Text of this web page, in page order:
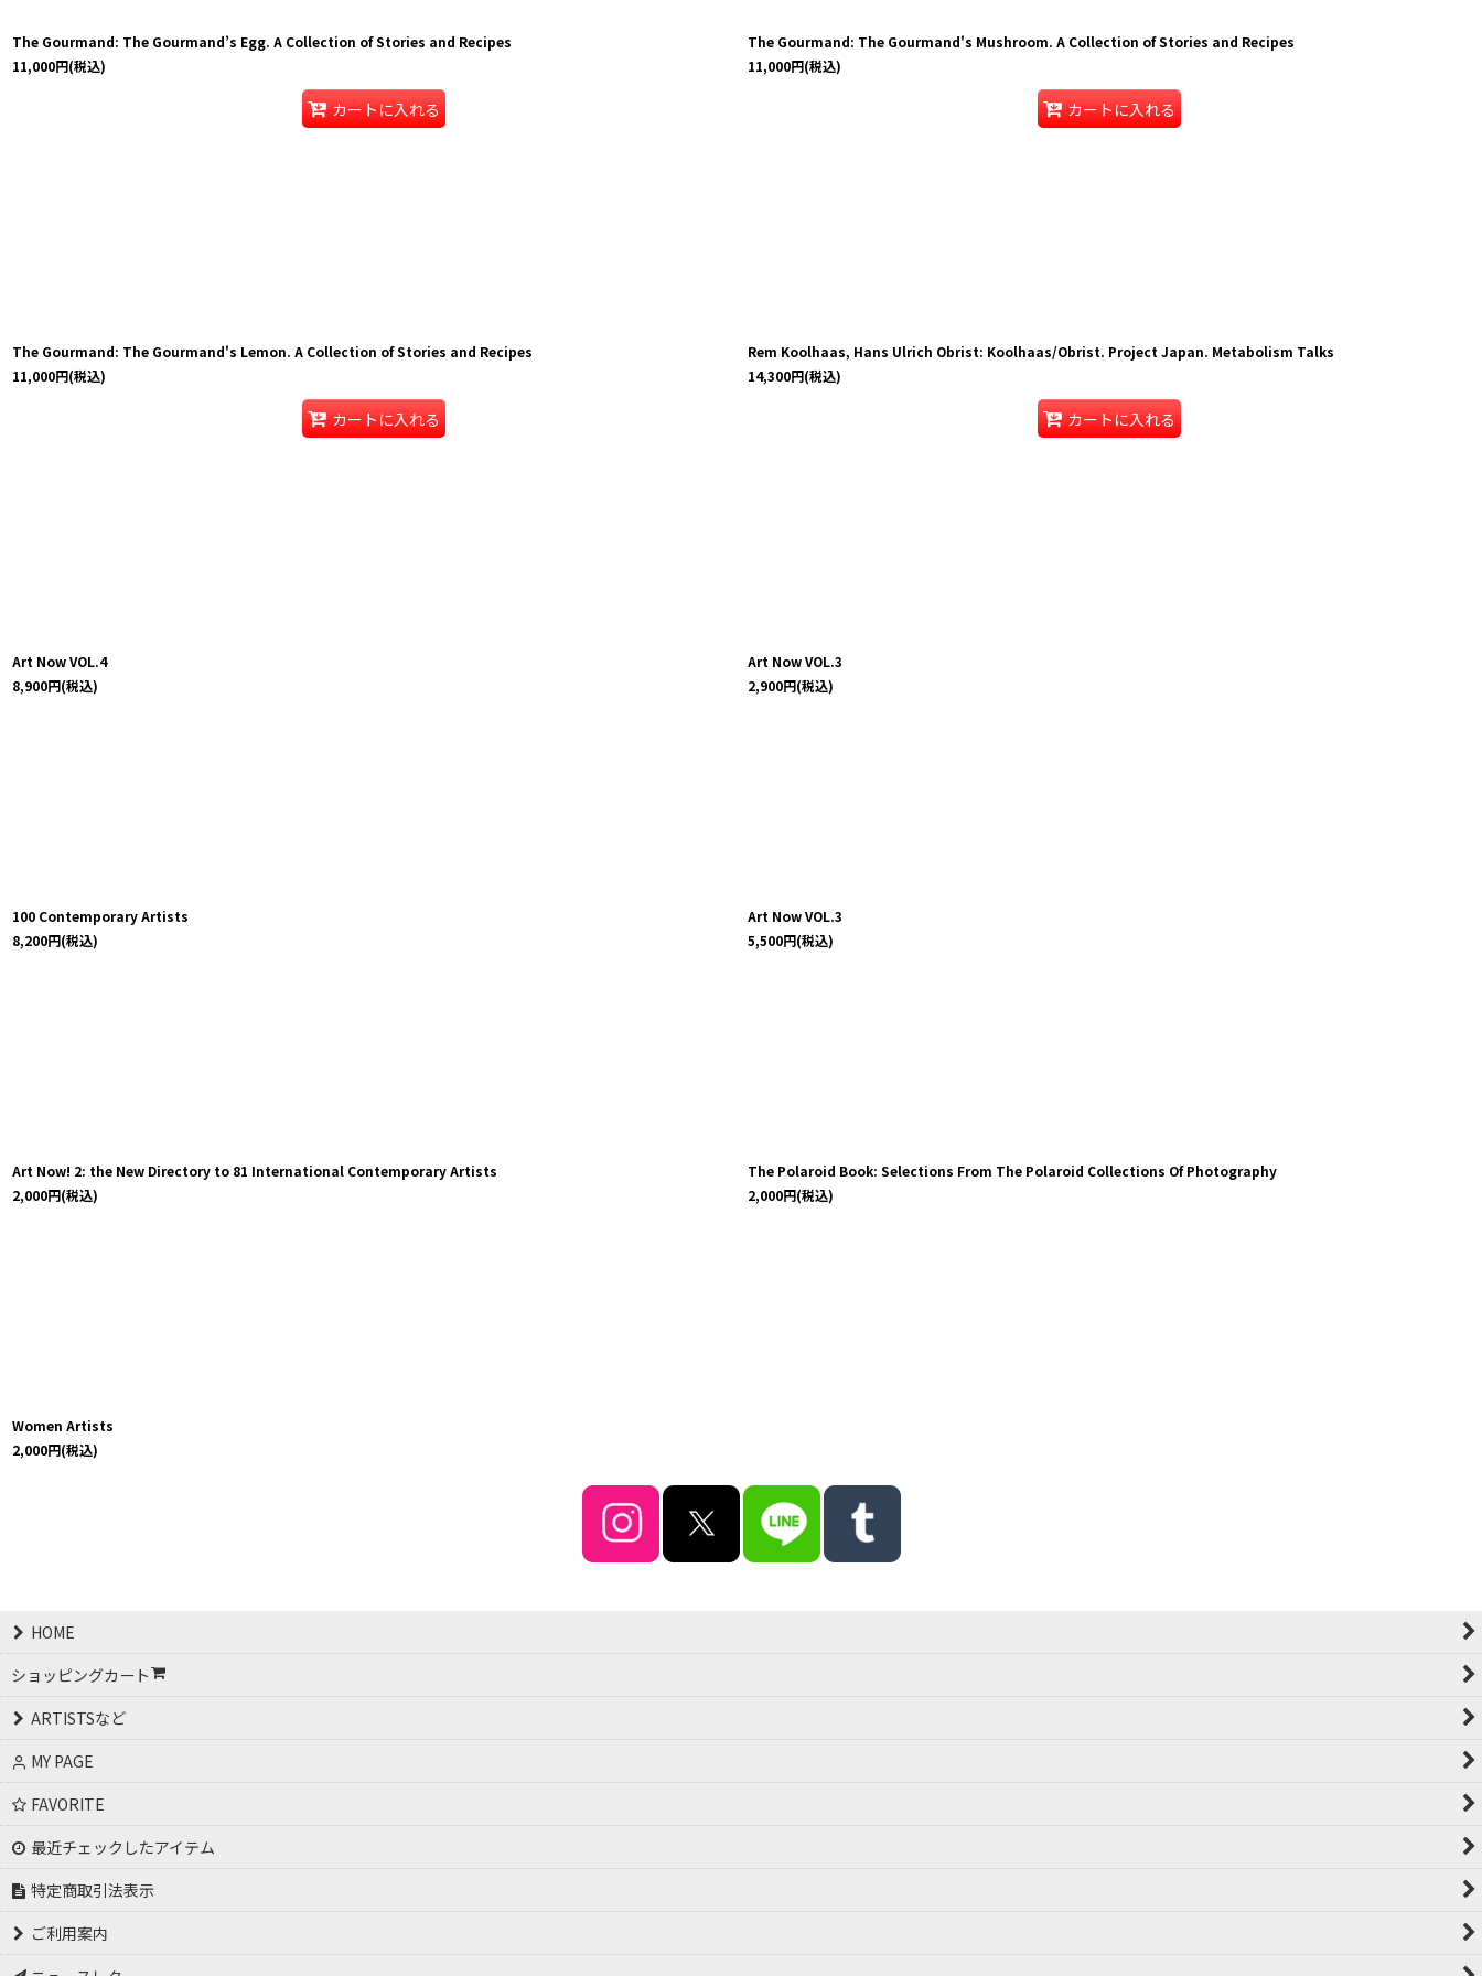
The Gourmand: The Gourmand’s Egg. A Collection of Stories and Recipes
11,000円(税込)
カートに入れる
The Gourmand: The Gourmand's Mushroom. A Collection of Stories and Recipes
11,000円(税込)
カートに入れる
The Gourmand: The Gourmand's Lemon. A Collection of Stories and Recipes
11,000円(税込)
カートに入れる
Rem Koolhaas, Hans Ulrich Obrist: Koolhaas/Obrist. Project Japan. Metabolism Talks
14,300円(税込)
カートに入れる
Art Now VOL.4
8,900円(税込)
Art Now VOL.3
2,900円(税込)
100 Contemporary Artists
8,200円(税込)
Art Now VOL.3
5,500円(税込)
Art Now! 2: the New Directory to 81 International Contemporary Artists
2,000円(税込)
The Polaroid Book: Selections From The Polaroid Collections Of Photography
2,000円(税込)
Women Artists
2,000円(税込)
HOME
ショッピングカート
ARTISTSなど
MY PAGE
FAVORITE
最近チェックしたアイテム
特定商取引法表示
ご利用案内